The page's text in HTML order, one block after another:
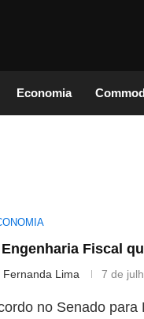
Economia
Engenharia Fiscal
Fernanda Lima 7 de
no Senado para